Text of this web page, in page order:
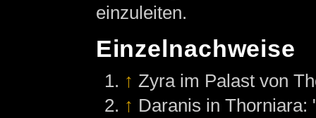
einzuleiten.
Einzelnachweise
↑ Zyra im Palast von
↑ Daranis in Thorniara: